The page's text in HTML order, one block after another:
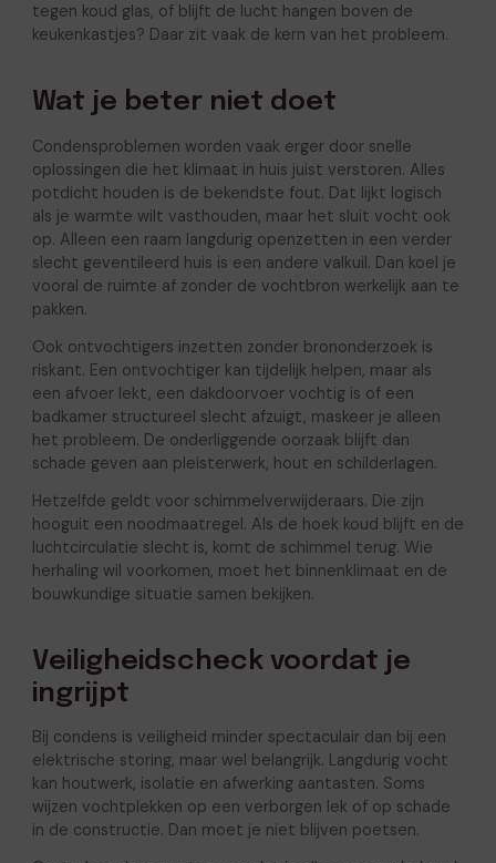
tegen koud glas, of blijft de lucht hangen boven de
keukenkastjes? Daar zit vaak de kern van het probleem.
Wat je beter niet doet
Condensproblemen worden vaak erger door snelle
oplossingen die het klimaat in huis juist verstoren. Alles
potdicht houden is de bekendste fout. Dat lijkt logisch
als je warmte wilt vasthouden, maar het sluit vocht ook
op. Alleen een raam langdurig openzetten in een verder
slecht geventileerd huis is een andere valkuil. Dan koel je
vooral de ruimte af zonder de vochtbron werkelijk aan te
pakken.
Ook ontvochtigers inzetten zonder brononderzoek is
riskant. Een ontvochtiger kan tijdelijk helpen, maar als
een afvoer lekt, een dakdoorvoer vochtig is of een
badkamer structureel slecht afzuigt, maskeer je alleen
het probleem. De onderliggende oorzaak blijft dan
schade geven aan pleisterwerk, hout en schilderlagen.
Hetzelfde geldt voor schimmelverwijderaars. Die zijn
hooguit een noodmaatregel. Als de hoek koud blijft en de
luchtcirculatie slecht is, komt de schimmel terug. Wie
herhaling wil voorkomen, moet het binnenklimaat en de
bouwkundige situatie samen bekijken.
Veiligheidscheck voordat je
ingrijpt
Bij condens is veiligheid minder spectaculair dan bij een
elektrische storing, maar wel belangrijk. Langdurig vocht
kan houtwerk, isolatie en afwerking aantasten. Soms
wijzen vochtplekken op een verborgen lek of op schade
in de constructie. Dan moet je niet blijven poetsen.